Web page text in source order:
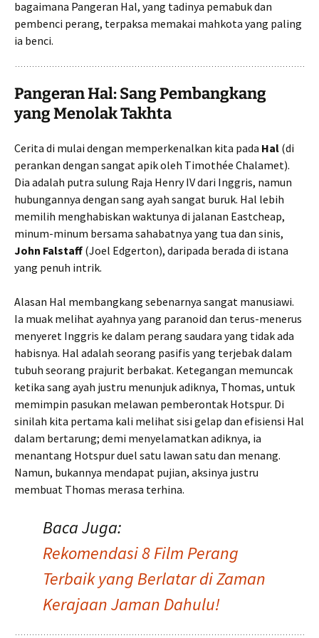
bagaimana Pangeran Hal, yang tadinya pemabuk dan
pembenci perang, terpaksa memakai mahkota yang paling
ia benci.
Pangeran Hal: Sang Pembangkang
yang Menolak Takhta
Cerita di mulai dengan memperkenalkan kita pada Hal (di
perankan dengan sangat apik oleh Timothée Chalamet).
Dia adalah putra sulung Raja Henry IV dari Inggris, namun
hubungannya dengan sang ayah sangat buruk. Hal lebih
memilih menghabiskan waktunya di jalanan Eastcheap,
minum-minum bersama sahabatnya yang tua dan sinis,
John Falstaff (Joel Edgerton), daripada berada di istana
yang penuh intrik.
Alasan Hal membangkang sebenarnya sangat manusiawi.
Ia muak melihat ayahnya yang paranoid dan terus-menerus
menyeret Inggris ke dalam perang saudara yang tidak ada
habisnya. Hal adalah seorang pasifis yang terjebak dalam
tubuh seorang prajurit berbakat. Ketegangan memuncak
ketika sang ayah justru menunjuk adiknya, Thomas, untuk
memimpin pasukan melawan pemberontak Hotspur. Di
sinilah kita pertama kali melihat sisi gelap dan efisiensi Hal
dalam bertarung; demi menyelamatkan adiknya, ia
menantang Hotspur duel satu lawan satu dan menang.
Namun, bukannya mendapat pujian, aksinya justru
membuat Thomas merasa terhina.
Baca Juga:
Rekomendasi 8 Film Perang
Terbaik yang Berlatar di Zaman
Kerajaan Jaman Dahulu!